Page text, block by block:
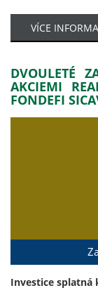
VÍCE
DVOULETÉ
AKCIEMI
FONDEFI
Investice splatná